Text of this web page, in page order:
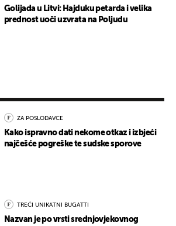
Golijada u Litvi: Hajduku petarda i velika
prednost uoči uzvrata na Poljudu
ZA POSLODAVCE
Kako ispravno dati nekome otkaz i izbjeći
najčešće pogreške te sudske sporove
TREĆI UNIKATNI BUGATTI
Nazvan je po vrsti srednjovjekovnog